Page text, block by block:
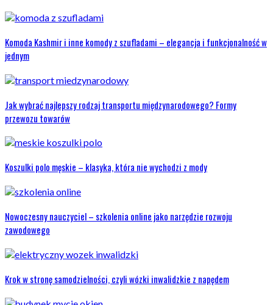
Komoda Kashmir i inne komody z szufladami – elegancja i funkcjonalność w
jednym
Jak wybrać najlepszy rodzaj transportu międzynarodowego? Formy
przewozu towarów
Koszulki polo męskie – klasyka, która nie wychodzi z mody
Nowoczesny nauczyciel – szkolenia online jako narzędzie rozwoju
zawodowego
Krok w stronę samodzielności, czyli wózki inwalidzkie z napędem